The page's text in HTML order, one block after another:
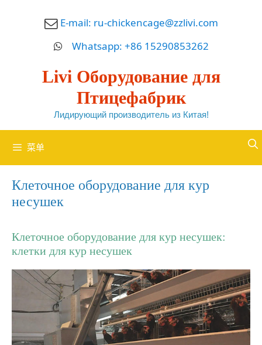
E-mail: ru-chickencage@zzlivi.com
Whatsapp: +86 15290853262
Livi Оборудование для
Птицефабрик
Лидирующий производитель из Китая!
菜单
Клеточное оборудование для кур
несушек
Клеточное оборудование для кур несушек:
клетки для кур несушек